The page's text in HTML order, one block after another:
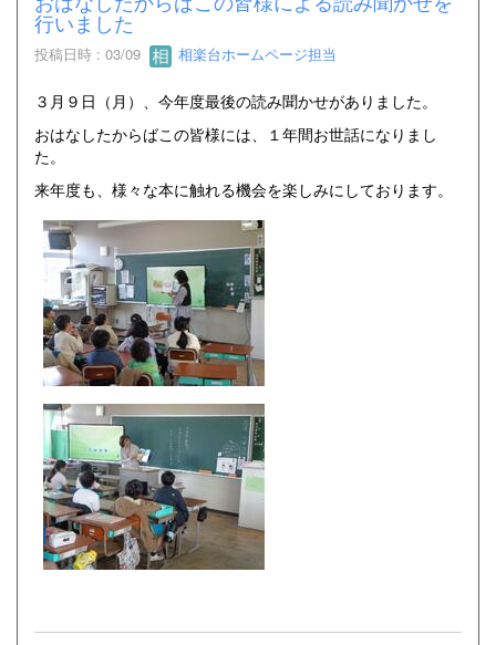
行いました
投稿日時 : 03/09 相楽台ホームページ担当
３月９日（月）、今年度最後の読み聞かせがありました。
おはなしたからばこの皆様には、１年間お世話になりまし
た。
来年度も、様々な本に触れる機会を楽しみにしております。